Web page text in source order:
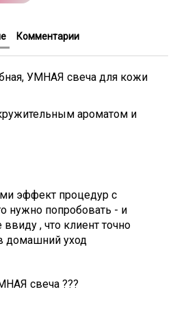
Комментарии
УМНАЯ свеча для кожи
ароматом и
эффект процедур с
нужно попробовать - и
, что клиент точно
домашний уход
свеча ???